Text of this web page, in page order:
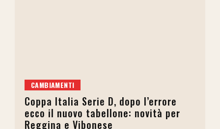
CAMBIAMENTI
Coppa Italia Serie D, dopo l’errore
ecco il nuovo tabellone: novità per
Reggina e Vibonese